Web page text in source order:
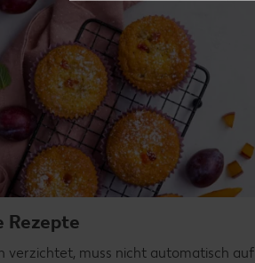
Rezepte
verzichtet, muss nicht automatisch auf